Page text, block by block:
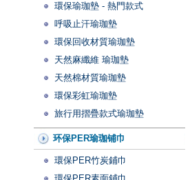
環保瑜珈墊 - 熱門款式
呼吸止汗瑜珈墊
環保回收材質瑜珈墊
天然麻纖維 瑜珈墊
天然棉材質瑜珈墊
環保彩虹瑜珈墊
旅行用摺疊款式瑜珈墊
环保PER瑜珈铺巾
環保PER竹炭鋪巾